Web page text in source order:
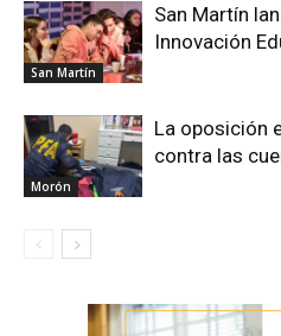
San Martín
San Martín
Innovación
Morón
La oposición
contra las